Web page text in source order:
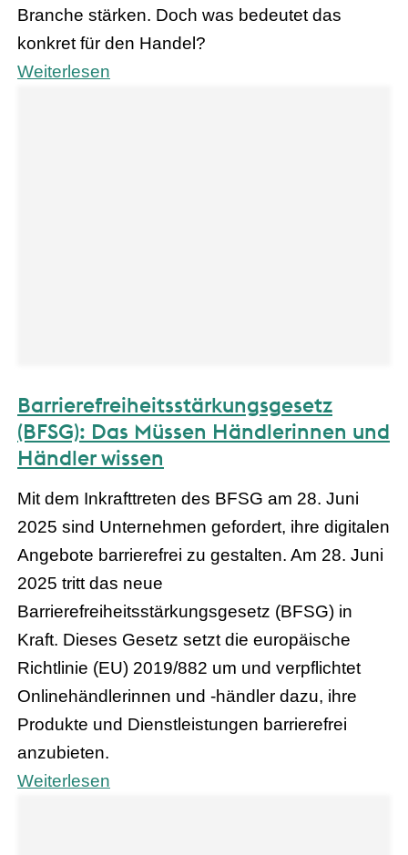
Branche stärken. Doch was bedeutet das
konkret für den Handel?
Weiterlesen
Barrierefreiheitsstärkungsgesetz
(BFSG): Das Müssen Händlerinnen und
Händler wissen
Mit dem Inkrafttreten des BFSG am 28. Juni
2025 sind Unternehmen gefordert, ihre digitalen
Angebote barrierefrei zu gestalten. Am 28. Juni
2025 tritt das neue
Barrierefreiheitsstärkungsgesetz (BFSG) in
Kraft. Dieses Gesetz setzt die europäische
Richtlinie (EU) 2019/882 um und verpflichtet
Onlinehändlerinnen und -händler dazu, ihre
Produkte und Dienstleistungen barrierefrei
anzubieten.
Weiterlesen